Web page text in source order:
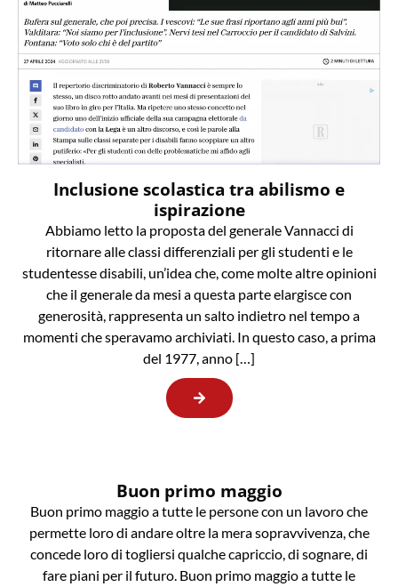
Inclusione scolastica tra abilismo e
ispirazione
Abbiamo letto la proposta del generale Vannacci di
ritornare alle classi differenziali per gli studenti e le
studentesse disabili, un’idea che, come molte altre opinioni
che il generale da mesi a questa parte elargisce con
generosità, rappresenta un salto indietro nel tempo a
momenti che speravamo archiviati. In questo caso, a prima
del 1977, anno […]
Buon primo maggio
Buon primo maggio a tutte le persone con un lavoro che
permette loro di andare oltre la mera sopravvivenza, che
concede loro di togliersi qualche capriccio, di sognare, di
fare piani per il futuro. Buon primo maggio a tutte le